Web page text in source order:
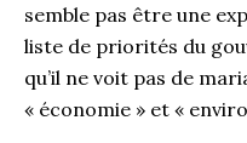
semble pas être une
liste de priorités du
qu’il ne voit pas de
« économie » et «